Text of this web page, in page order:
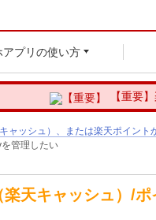
アプリの使い方
【重要
ャッシュ）、または楽天ポイント
管理したい
天キャッシュ）/